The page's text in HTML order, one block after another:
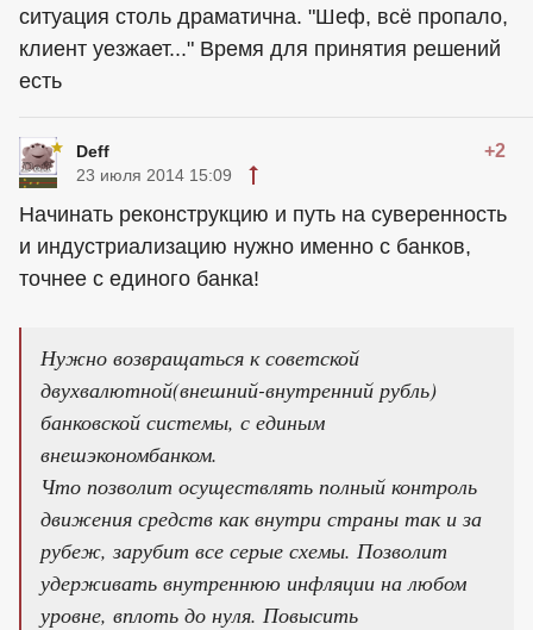
ситуация столь драматична. "Шеф, всё пропало,
клиент уезжает..." Время для принятия решений
есть
Deff +2
23 июля 2014 15:09
Начинать реконструкцию и путь на суверенность
и индустриализацию нужно именно с банков,
точнее с единого банка!
Нужно возвращаться к советской
двухвалютной(внешний-внутренний рубль)
банковской системы, с единым
внешэкономбанком.
Что позволит осуществлять полный контроль
движения средств как внутри страны так и за
рубеж, зарубит все серые схемы. Позволит
удерживать внутреннюю инфляции на любом
уровне, вплоть до нуля. Повысить